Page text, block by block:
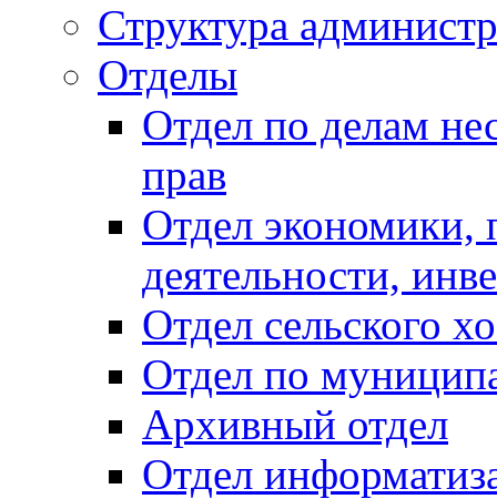
Структура
Отделы
Отдел по делам
прав
Отдел экономики,
деятельности,
Отдел сельского
Отдел по
Архивный отдел
Отдел